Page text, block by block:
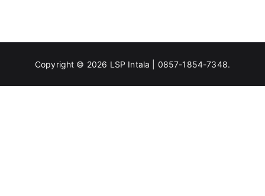
Copyright © 2026 LSP Intala | 0857-1854-7348.